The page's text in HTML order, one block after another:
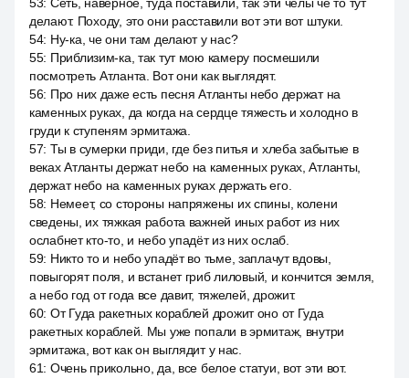
делают. Походу, это они расставили вот эти вот штуки.
54: Ну-ка, че они там делают у нас?
55: Приблизим-ка, так тут мою камеру посмешили
посмотреть Атланта. Вот они как выглядят.
56: Про них даже есть песня Атланты небо держат на
каменных руках, да когда на сердце тяжесть и холодно в
груди к ступеням эрмитажа.
57: Ты в сумерки приди, где без питья и хлеба забытые в
веках Атланты держат небо на каменных руках, Атланты,
держат небо на каменных руках держать его.
58: Немеет, со стороны напряжены их спины, колени
сведены, их тяжкая работа важней иных работ из них
ослабнет кто-то, и небо упадёт из них ослаб.
59: Никто то и небо упадёт во тьме, заплачут вдовы,
повыгорят поля, и встанет гриб лиловый, и кончится земля,
а небо год от года все давит, тяжелей, дрожит.
60: От Гуда ракетных кораблей дрожит оно от Гуда
ракетных кораблей. Мы уже попали в эрмитаж, внутри
эрмитажа, вот как он выглядит у нас.
61: Очень прикольно, да, все белое статуи, вот эти вот.